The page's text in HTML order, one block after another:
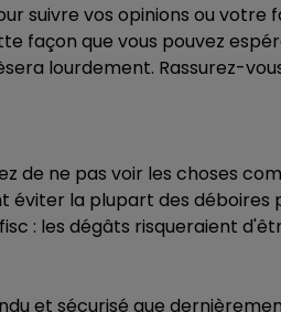
suivre vos opinions ou votre
façon que vous pouvez
lourdement. Rassurez-
de ne pas voir les choses
la plupart des déboires
: les dégâts risqueraient
et sécurisé que